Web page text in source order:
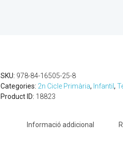
SKU: 978-84-16505-25-8
Categories: 2n Cicle Primària, Infantil ,
Product ID: 18823
Informació addicional